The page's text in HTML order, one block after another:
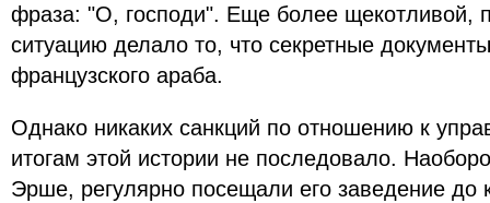
фраза: "О, господи". Еще более щекотливой,
ситуацию делало то, что секретные
французского араба.
Однако никаких санкций по отношению к
итогам этой истории не последовало.
Эрше, регулярно посещали его заведение до